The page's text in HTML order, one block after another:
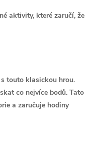
aktivity, které zaručí, že
touto klasickou hrou.
co nejvíce bodů. Tato
a zaručuje hodiny